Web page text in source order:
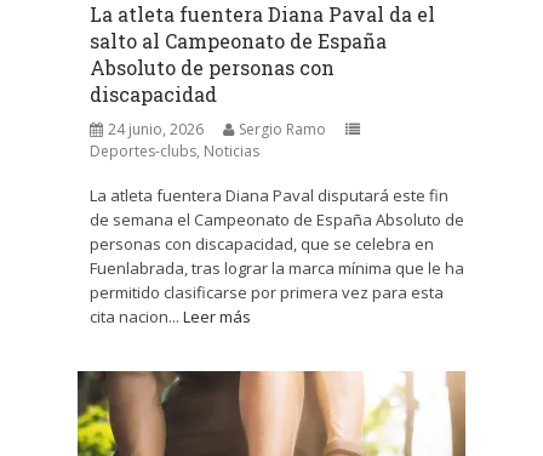
La atleta fuentera Diana Paval da el
salto al Campeonato de España
Absoluto de personas con
discapacidad
24 junio, 2026
Sergio Ramo
Deportes-clubs, Noticias
La atleta fuentera Diana Paval disputará este fin
de semana el Campeonato de España Absoluto de
personas con discapacidad, que se celebra en
Fuenlabrada, tras lograr la marca mínima que le ha
permitido clasificarse por primera vez para esta
cita nacion... Leer más